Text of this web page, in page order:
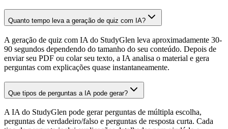
Quanto tempo leva a geração de quiz com IA?
A geração de quiz com IA do StudyGlen leva aproximadamente 30-
90 segundos dependendo do tamanho do seu conteúdo. Depois de
enviar seu PDF ou colar seu texto, a IA analisa o material e gera
perguntas com explicações quase instantaneamente.
Que tipos de perguntas a IA pode gerar?
A IA do StudyGlen pode gerar perguntas de múltipla escolha,
perguntas de verdadeiro/falso e perguntas de resposta curta. Cada